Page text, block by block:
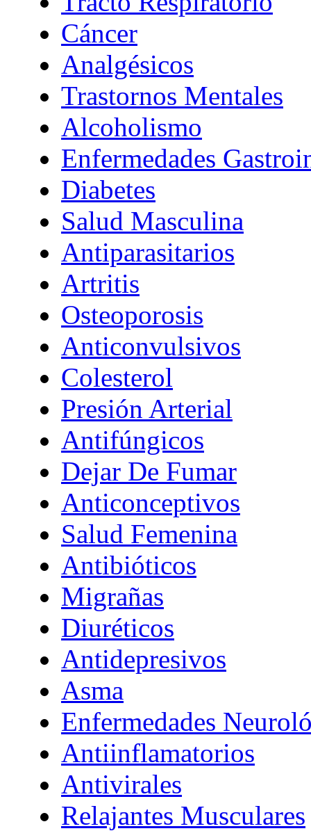
Cáncer
Analgésicos
Trastornos Mentales
Alcoholismo
Enfermedades
Diabetes
Salud Masculina
Antiparasitarios
Artritis
Osteoporosis
Anticonvulsivos
Colesterol
Presión Arterial
Antifúngicos
Dejar De Fumar
Anticonceptivos
Salud Femenina
Antibióticos
Migrañas
Diuréticos
Antidepresivos
Asma
Enfermedades
Antiinflamatorios
Antivirales
Relajantes Musculares